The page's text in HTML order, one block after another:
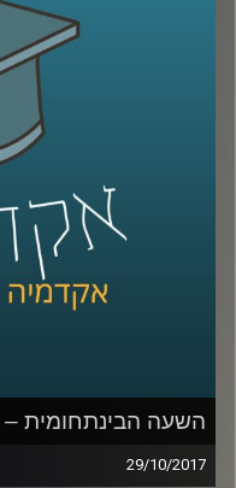
פתרונות ההגירה
תהיה חייבת לספק:
אנושיים מחוץ
וכמה אנו רחוקים
הראשון בסדרת
קרדיט תמונות:AudioVersity
השעה הבינתחומית
29/10/2017